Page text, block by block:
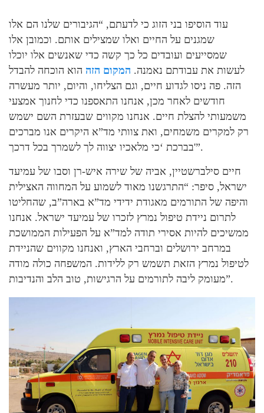
עוד הוסיפו בני הזוג כי לדעתם, “הגיבורים שלנו הם אלו
שמגנים על החיים ואלו שמצילים אותם. וכמובן אלו
שמסייעים ועובדים כל כך קשה כדי שאנשים אלו יוכלו
לעשות את עבודתם נאמנה. המקום הזה הוא הוכחה להבדל
הזה. פה ניסו לגדוע חיים, וגם הצליחו, והיום, יותר מעשרה
חודשים לאחר מכן, אנחנו התאספנו כדי לחנוך אמצעי
משמעותי להצלת חיים. אנחנו מקווים שבעזרת השם ישמש
רק למקרים משמחים, ואת צוותי מד”א היקרים אנו מברכים
בברכת ‘כי מלאכיו יצווה לך לשמרך בכל דרכך'”.
חיים סילברשטיין, אביה של שירה איש-רן וסבו של עמיעד
ישראל, סיפר: “התרגשנו מאוד לשמוע על המחווה האצילית
והיפה של התורמים מאגודת ידידי מד”א בארה”ב, שהחליטו
לתרום ניידת טיפול נמרץ לזכרו של עמיעד ישראל. אנחנו
ממשיכים להיות אסירי תודה למד”א על הפעילות הממושכת
במרחב ירושלים וברחבי הארץ, ואנחנו מקווים שהניידת
לטיפול נמרץ הזאת תשמש רק ללידות. המשפחה כולה מודה
מעומק ליבה לתורמים על הרגישות, טוב הלב והנדיבות”.